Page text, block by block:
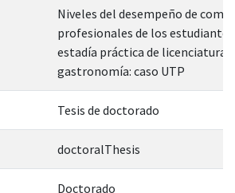
Niveles del desempeño de
profesionales de los
estadía práctica de licenciatura
gastronomía: caso UTP
Tesis de doctorado
doctoralThesis
Doctorado